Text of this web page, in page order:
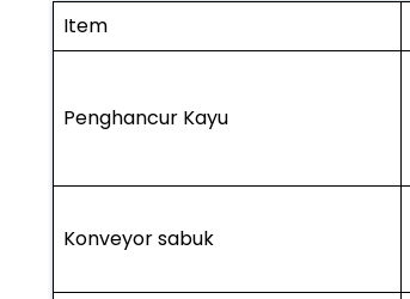
Item
Penghancur Kayu
Konveyor sabuk